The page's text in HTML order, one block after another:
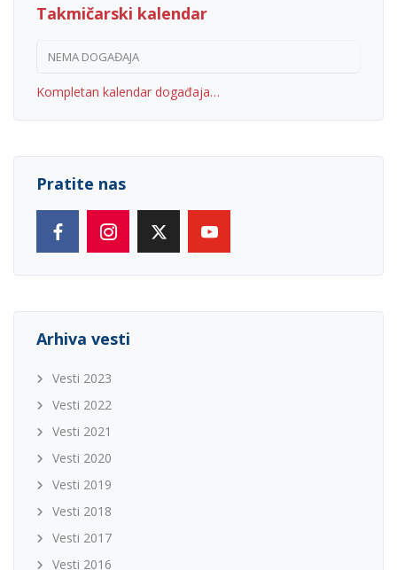
Takmičarski kalendar
NEMA DOGAĐAJA
Kompletan kalendar događaja…
Pratite nas
Arhiva vesti
Vesti 2023
Vesti 2022
Vesti 2021
Vesti 2020
Vesti 2019
Vesti 2018
Vesti 2017
Vesti 2016